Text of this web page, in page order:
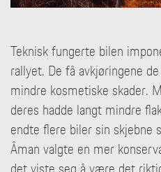
Teknisk fungerte bilen
rallyet. De få avkjøringene
mindre kosmetiske skader.
deres hadde langt mindre
endte flere biler sin skjebne
Åman valgte en mer